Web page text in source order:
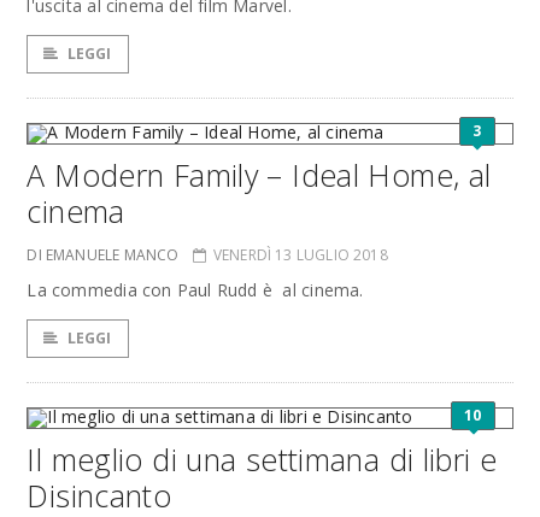
l'uscita al cinema del film Marvel.
LEGGI
3
A Modern Family – Ideal Home, al
cinema
DI EMANUELE MANCO VENERDÌ 13 LUGLIO 2018
La commedia con Paul Rudd è al cinema.
LEGGI
10
Il meglio di una settimana di libri e
Disincanto